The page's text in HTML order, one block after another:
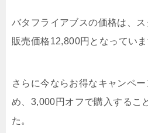
バタフライアブスの価格は、
販売価格12,800円となっていま
さらに今ならお得なキャンペ
め、3,000円オフで購入するこ
た。